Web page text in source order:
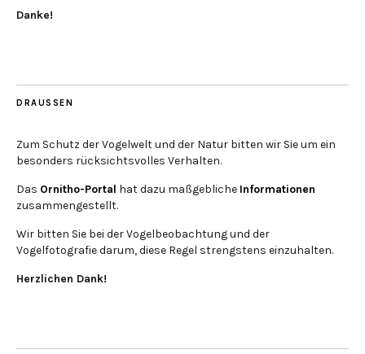
Danke!
DRAUSSEN
Zum Schutz der Vogelwelt und der Natur bitten wir Sie um ein
besonders rücksichtsvolles Verhalten.
Das Ornitho-Portal hat dazu maßgebliche Informationen
zusammengestellt.
Wir bitten Sie bei der Vogelbeobachtung und der
Vogelfotografie darum, diese Regel strengstens einzuhalten.
Herzlichen Dank!